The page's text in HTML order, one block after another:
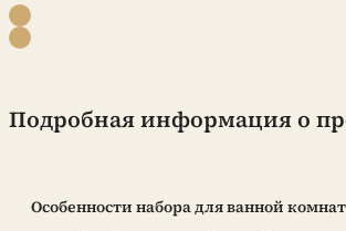
Подробная информация о
Особенности набора для ванной